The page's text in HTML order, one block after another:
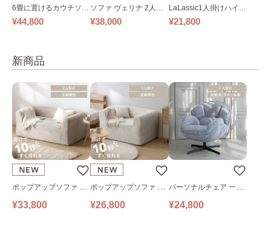
6畳に置けるカウチソフ
ァ｜ベージュ
¥44,800
ソファ ヴェリナ 2人掛
け
¥38,000
LaLassic1人掛けハイバ
ックソファ ワイド
¥21,800
新商品
ポップアップソファ ソ
ファ フロアソファ 幅14
¥33,800
ポップアップソファ ソ
ファ フロアソファ 幅10
¥26,800
パーソナルチェア 一人
掛けソファ O’HANA ソ
¥24,800